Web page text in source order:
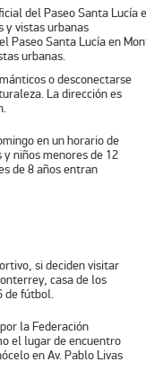
Paseo Santa Lucía en
urbanas.
o desconectarse
La dirección es
en un horario de
niños menores de 12
de 8 años entran
si deciden visitar
casa de los
de fútbol.
la Federación
el lugar de encuentro
en Av. Pablo Livas